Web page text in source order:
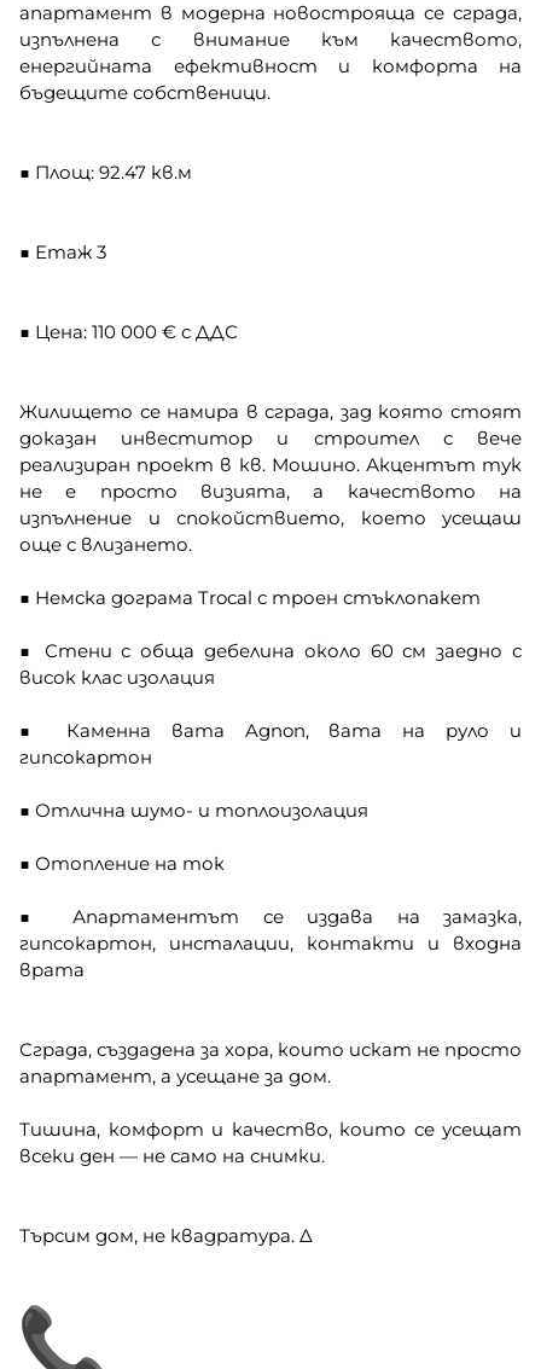
апартамент в модерна новострояща се сграда,
изпълнена с внимание към качеството,
енергийната ефективност и комфорта на
бъдещите собственици.
■ Площ: 92.47 кв.м
■ Етаж 3
■ Цена: 110 000 € с ДДС
Жилището се намира в сграда, зад която стоят
доказан инвеститор и строител с вече
реализиран проект в кв. Мошино. Акцентът тук
не е просто визията, а качеството на
изпълнение и спокойствието, което усещаш
още с влизането.
■ Немска дограма Trocal с троен стъклопакет
■ Стени с обща дебелина около 60 см заедно с
висок клас изолация
■ Каменна вата Agnon, вата на руло и
гипсокартон
■ Отлична шумо- и топлоизолация
■ Отопление на ток
■ Апартаментът се издава на замазка,
гипсокартон, инсталации, контакти и входна
врата
Сграда, създадена за хора, които искат не просто
апартамент, а усещане за дом.
Тишина, комфорт и качество, които се усещат
всеки ден — не само на снимки.
Търсим дом, не квадратура. ∆